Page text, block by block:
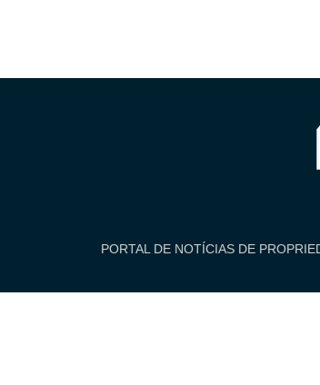
PORTAL DE NOTÍCIAS DE